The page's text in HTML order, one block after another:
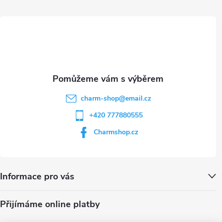
charm-shop@email.cz
+420 777880555
Charmshop.cz
Informace pro vás
Přijímáme online platby